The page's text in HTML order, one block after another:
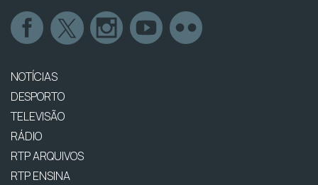
NOTÍCIAS
DESPORTO
TELEVISÃO
RÁDIO
RTP ARQUIVOS
RTP ENSINA